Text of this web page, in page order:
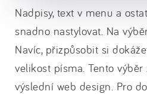
Nadpisy, text v menu a
snadno nastylovat. Na
Navíc, přizpůsobit si
velikost písma. Tento
výslední web design. Pro